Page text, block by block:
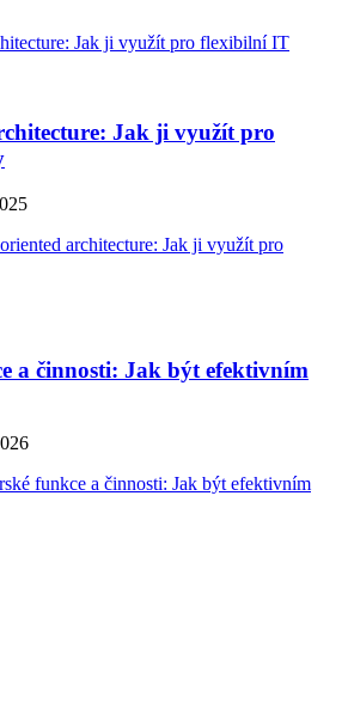
Jak ji využít pro
architecture: Jak ji využít pro
a činnosti: Jak být efektivním
funkce a činnosti: Jak být efektivním